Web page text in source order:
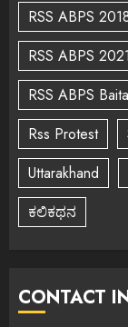
RSS ABPS
RSS ABPS 2021
RSS ABPS
Rss Protest
Uttarakhand
ಕಲಿಕಥನ
CONTACT